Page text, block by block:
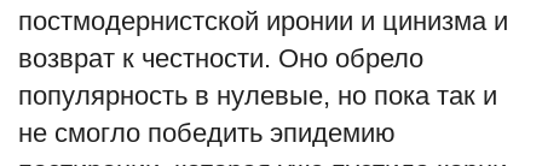
постмодернистской иронии и цинизма и
возврат к честности. Оно обрело
популярность в нулевые, но пока так и
не смогло победить эпидемию